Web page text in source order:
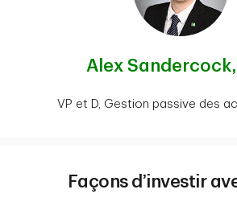
Alex Sandercock,
VP et D, Gestion passive des
Façons d’investir